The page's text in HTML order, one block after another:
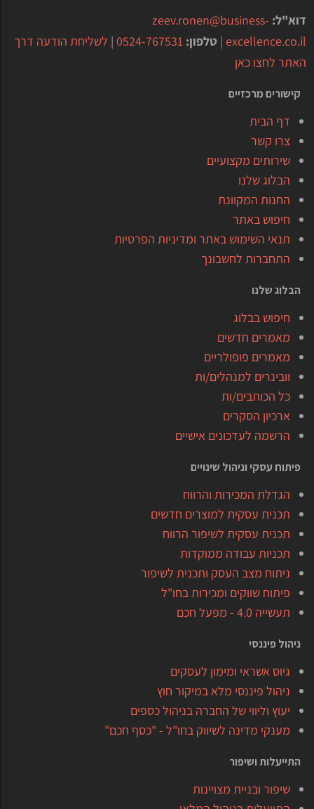
דוא"ל: zeev.ronen@business-
excellence.co.il
| טלפון: 0524-767531
| לשליחת הודעה דרך
האתר לחצו כאן
קישורים מרכזיים
דף הבית
צרו קשר
שירותים מקצועיים
הבלוג שלנו
החנות המקוונת
חיפוש באתר
תנאי השימוש באתר ומדיניות הפרטיות
התחברות לחשבונך
הבלוג שלנו
חיפוש בבלוג
מאמרים חדשים
מאמרים פופולריים
וובינרים למנהלים/ות
כל הכותבים/ות
ארכיון הסקרים
הרשמה לעדכונים אישיים
פיתוח עסקי וניהול שינויים
הגדלת המכירות והרווח
תכנית עסקית למוצרים חדשים
תכנית עסקית לשיפור הרווח
תכניות עבודה ממוקדות
ניתוח מצב העסק ותכנית לשיפור
פיתוח שווקים ומכירות בחו"ל
תעשייה 4.0 - מפעל חכם
ניהול פיננסי
גיוס אשראי ומימון לעסקים
ניהול פיננסי מלא במיקור חוץ
יעוץ וליווי של החברה בניהול כספים
מענקי מדינה לשיווק בחו"ל - "כסף חכם"
התייעלות ושיפור
שיפור ובניית מצויינות